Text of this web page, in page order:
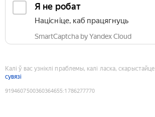
Я не робат
Націсніце, каб працягнуць
SmartCaptcha by Yandex Cloud
Калі ў вас узніклі праблемы, калі ласка, скарыстайце
сувязі
9194607500360364655:1786277770